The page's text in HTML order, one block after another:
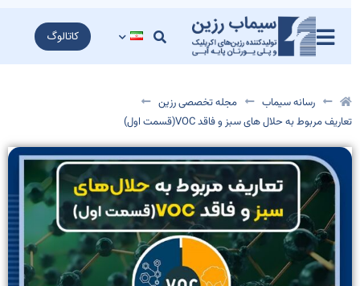
کاتالوگ
رسانه سیماب
مجله تخصصی رزین
تعاریف مربوط به حلال های سبز و فاقد VOC(قسمت اول)